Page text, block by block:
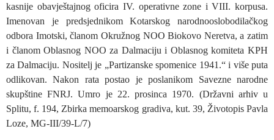
kasnije obavještajnog oficira IV. operativne zone i VIII. korpusa.
Imenovan je predsjednikom Kotarskog narodnooslobodilačkog
odbora Imotski, članom Okružnog NOO Biokovo Neretva, a zatim
i članom Oblasnog NOO za Dalmaciju i Oblasnog komiteta KPH
za Dalmaciju. Nositelj je „Partizanske spomenice 1941.“ i više puta
odlikovan. Nakon rata postao je poslanikom Savezne narodne
skupštine FNRJ. Umro je 22. prosinca 1970. (Državni arhiv u
Splitu, f. 194, Zbirka memoarskog gradiva, kut. 39, Životopis Pavla
Loze, MG-III/39-L/7)